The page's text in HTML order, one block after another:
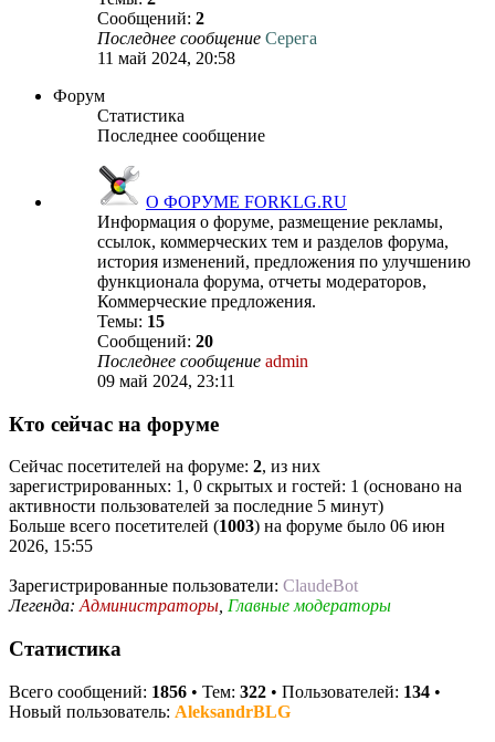
Сообщений: 2
Последнее сообщение Серега
11 май 2024, 20:58
Форум
Статистика
Последнее сообщение
О ФОРУМЕ FORKLG.RU
Информация о форуме, размещение рекламы,
ссылок, коммерческих тем и разделов форума,
история изменений, предложения по улучшению
функционала форума, отчеты модераторов,
Коммерческие предложения.
Темы: 15
Сообщений: 20
Последнее сообщение admin
09 май 2024, 23:11
Кто сейчас на форуме
Сейчас посетителей на форуме: 2, из них
зарегистрированных: 1, 0 скрытых и гостей: 1 (основано на
активности пользователей за последние 5 минут)
Больше всего посетителей (1003) на форуме было 06 июн
2026, 15:55
Зарегистрированные пользователи: ClaudeBot
Легенда: Администраторы Главные модераторы
Статистика
Всего сообщений: 1856 • Тем: 322 • Пользователей: 134 •
Новый пользователь: AleksandrBLG